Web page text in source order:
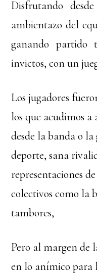
Disfrutando
ambientazo del
ganando partido
invictos, con un
Los jugadores
los que acudimos
desde la banda o
deporte, sana
representaciones
colectivos como la
tambores,
Pero al margen
en lo anímico para